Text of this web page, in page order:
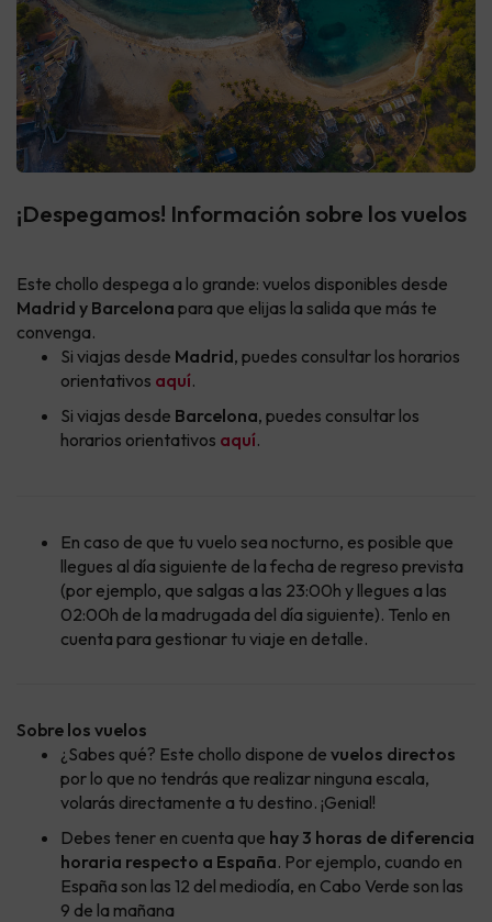
¡Despegamos! Información sobre los vuelos
Este chollo despega a lo grande: vuelos disponibles desde
Madrid y Barcelona para que elijas la salida que más te
convenga.
Si viajas desde Madrid, puedes consultar los horarios
orientativos aquí.
Si viajas desde Barcelona, puedes consultar los
horarios orientativos aquí.
En caso de que tu vuelo sea nocturno, es posible que
llegues al día siguiente de la fecha de regreso prevista
(por ejemplo, que salgas a las 23:00h y llegues a las
02:00h de la madrugada del día siguiente). Tenlo en
cuenta para gestionar tu viaje en detalle.
Sobre los vuelos
¿Sabes qué? Este chollo dispone de vuelos directos
por lo que no tendrás que realizar ninguna escala,
volarás directamente a tu destino. ¡Genial!
Debes tener en cuenta que hay 3 horas de diferencia
horaria respecto a España. Por ejemplo, cuando en
España son las 12 del mediodía, en Cabo Verde son las
9 de la mañana